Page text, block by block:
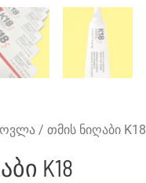
/ თმის ნიღაბი K18
K18